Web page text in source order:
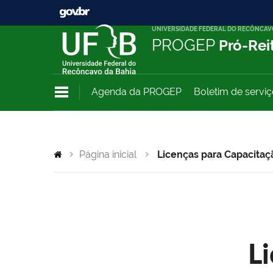
UNIVERSIDADE FEDERAL DO
PROGEP Pró-
Agenda da PROGEP Boletim de
Página inicial Licenças para